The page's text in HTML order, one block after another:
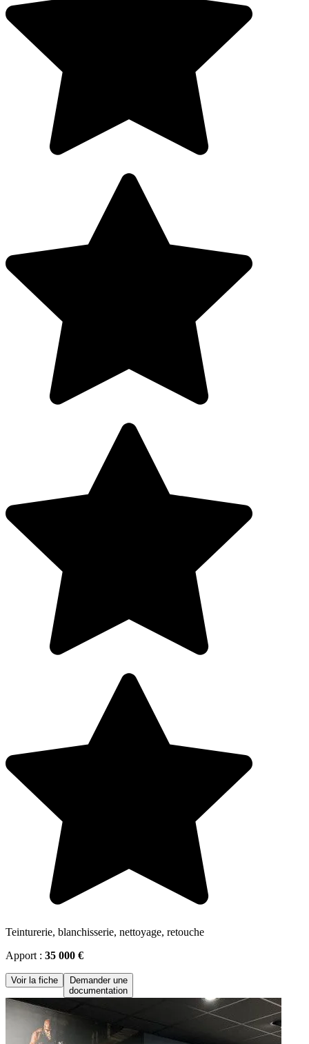
Teinturerie, blanchisserie, nettoyage, retouche
Apport : 35 000 €
Voir la fiche
Demander une
documentation